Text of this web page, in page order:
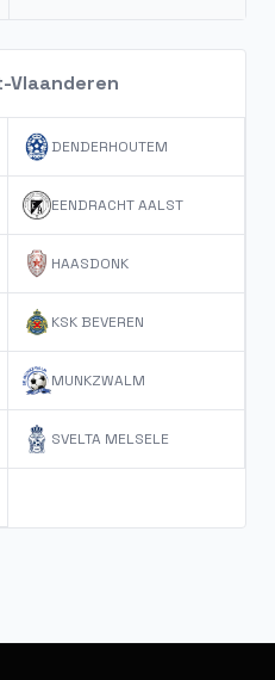
Vlaanderen
DENDERHOUTEM
EENDRACHT AALST
HAASDONK
KSK BEVEREN
MUNKZWALM
SVELTA MELSELE